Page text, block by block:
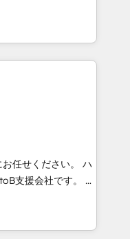
delivery and high
HubSpot
contact-us)
del cliente.
aziende nella
dei processi di
dei contatti e
per le integrazioni
tra cui SAP,
del CRM in
le altre
せください。 ハ
支援会社です。 ノ
の設計・運用、他
援、カスタマーサ
プ完結できる支援体